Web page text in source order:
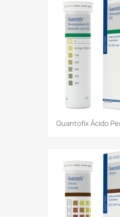
Quantofix Ácido